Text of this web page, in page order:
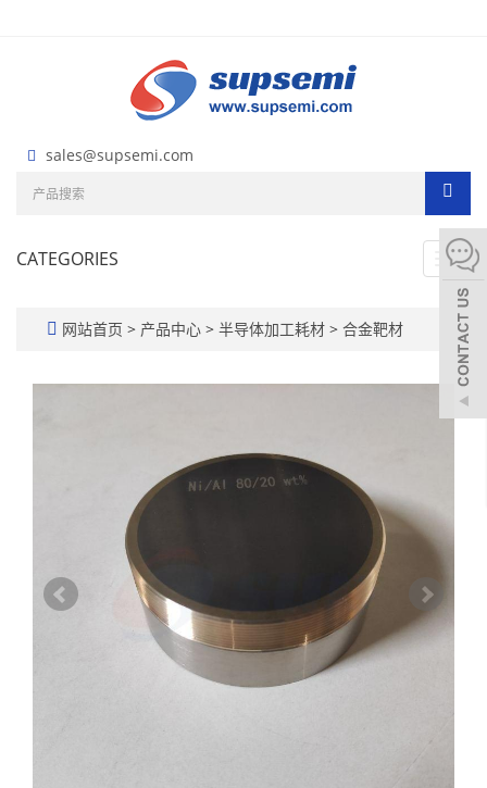
sales@supsemi.com
CATEGORIES
网站首页 > 产品中心 > 半导体加工耗材 > 合金靶材